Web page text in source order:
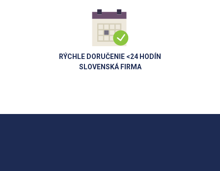
RÝCHLE DORUČENIE <24 HODÍN
SLOVENSKÁ FIRMA